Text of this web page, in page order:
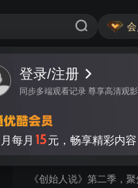
登录/注册
同步多端观看记录 尊享高清观
月每月 15元，畅享精彩内容
视频 讨论
创始人说 第二
《创始人说》第二季，